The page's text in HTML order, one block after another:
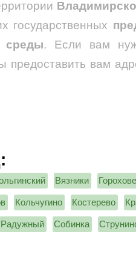
государственных
среды. Если вам
предоставить вам
Вязники
Кольчугино Костерево
Радужный Собинка